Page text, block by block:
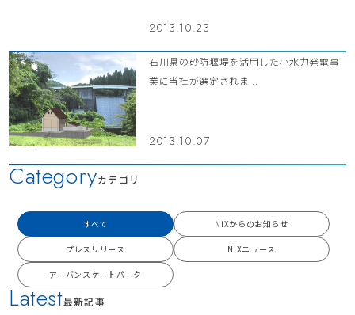
2013.10.23
石川県の砂防堰堤を活用した小水力発電事
業に当社が選定されま...
2013.10.07
Latest最新記事
Categoryカテゴリ
すべて NiXからのお知らせ
プレスリリース NiXニュース
アーバンスケートパーク